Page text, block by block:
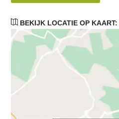
BEKIJK LOCATIE OP KAART: